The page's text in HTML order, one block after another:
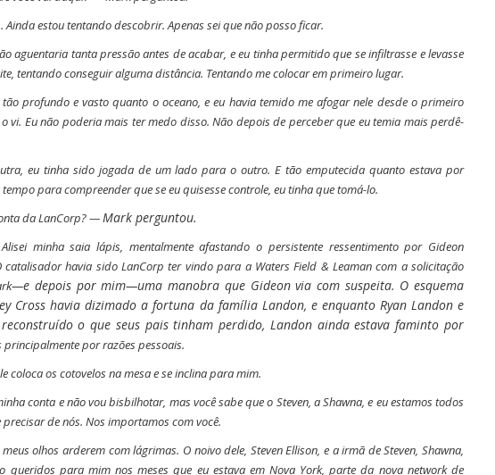
Ainda estou tentando descobrir. Apenas sei que não posso ficar.
aguentaria tanta pressão antes de acabar, e eu tinha permitido que se infiltrasse e levasse
tentando conseguir alguma distância. Tentando me colocar em primeiro lugar.
tão profundo e vasto quanto o oceano, e eu havia temido me afogar nele desde o primeiro
vi. Eu não poderia mais ter medo disso. Não depois de perceber que eu temia mais perdê-
eu tinha sido jogada de um lado para o outro. E tão emputecida quanto estava por
para compreender que se eu quisesse controle, eu tinha que tomá-lo.
da LanCorp?—Mark perguntou.
minha saia lápis, mentalmente afastando o persistente ressentimento por Gideon
havia sido LanCorp ter vindo para a Waters Field & Leaman com a solicitação
—e depois por mim—uma manobra que Gideon via com suspeita. O esquema
Cross havia dizimado a fortuna da família Landon, e enquanto Ryan Landon e
o que seus pais tinham perdido, Landon ainda estava faminto por
por razões pessoais.
coloca os cotovelos na mesa e se inclina para mim.
conta e não vou bisbilhotar, mas você sabe que o Steven, a Shawna, e eu estamos todos
de nós. Nos importamos com você.
olhos arderem com lágrimas. O noivo dele, Steven Ellison, e a irmã de Steven, Shawna,
queridos para mim nos meses que eu estava em Nova York, parte da nova network de